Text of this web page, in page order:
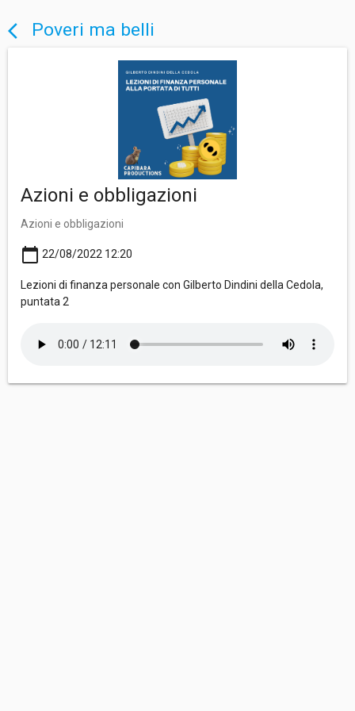
arrow_back_ios Poveri ma belli
Azioni e obbligazioni
Azioni e obbligazioni
calendar_today 22/08/2022 12:20
Lezioni di finanza personale con Gilberto Dindini della Cedola,
puntata 2